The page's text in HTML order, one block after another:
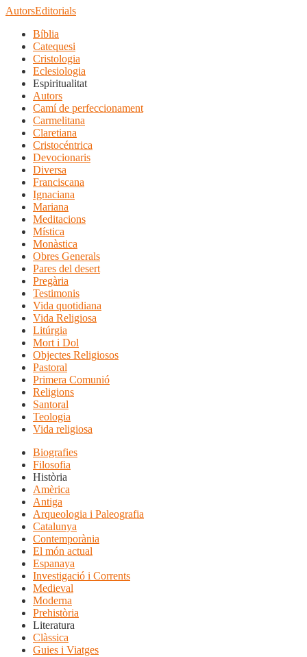
AutorsEditorials
Bíblia
Catequesi
Cristologia
Eclesiologia
Espiritualitat
Autors
Camí de perfeccionament
Carmelitana
Claretiana
Cristocéntrica
Devocionaris
Diversa
Franciscana
Ignaciana
Mariana
Meditacions
Mística
Monàstica
Obres Generals
Pares del desert
Pregària
Testimonis
Vida quotidiana
Vida Religiosa
Litúrgia
Mort i Dol
Objectes Religiosos
Pastoral
Primera Comunió
Religions
Santoral
Teologia
Vida religiosa
Biografies
Filosofia
Història
Amèrica
Antiga
Arqueologia i Paleografia
Catalunya
Contemporània
El món actual
Espanaya
Investigació i Corrents
Medieval
Moderna
Prehistòria
Literatura
Clàssica
Guies i Viatges